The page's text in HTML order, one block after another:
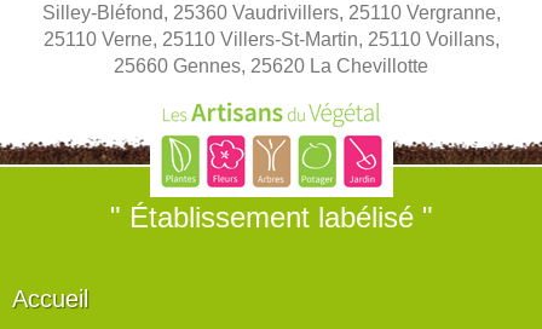
Silley-Bléfond, 25360 Vaudrivillers, 25110 Vergranne,
25110 Verne, 25110 Villers-St-Martin, 25110 Voillans,
25660 Gennes, 25620 La Chevillotte
" Établissement labélisé "
Accueil